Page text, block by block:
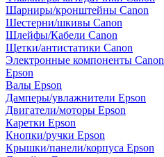
Шарниры/кронштейны Canon
Шестерни/шкивы Canon
Шлейфы/Кабели Canon
Щетки/антистатики Canon
Электронные компоненты Canon
Epson
Валы Epson
Дамперы/увлажнители Epson
Двигатели/моторы Epson
Каретки Epson
Кнопки/ручки Epson
Крышки/панели/корпуса Epson